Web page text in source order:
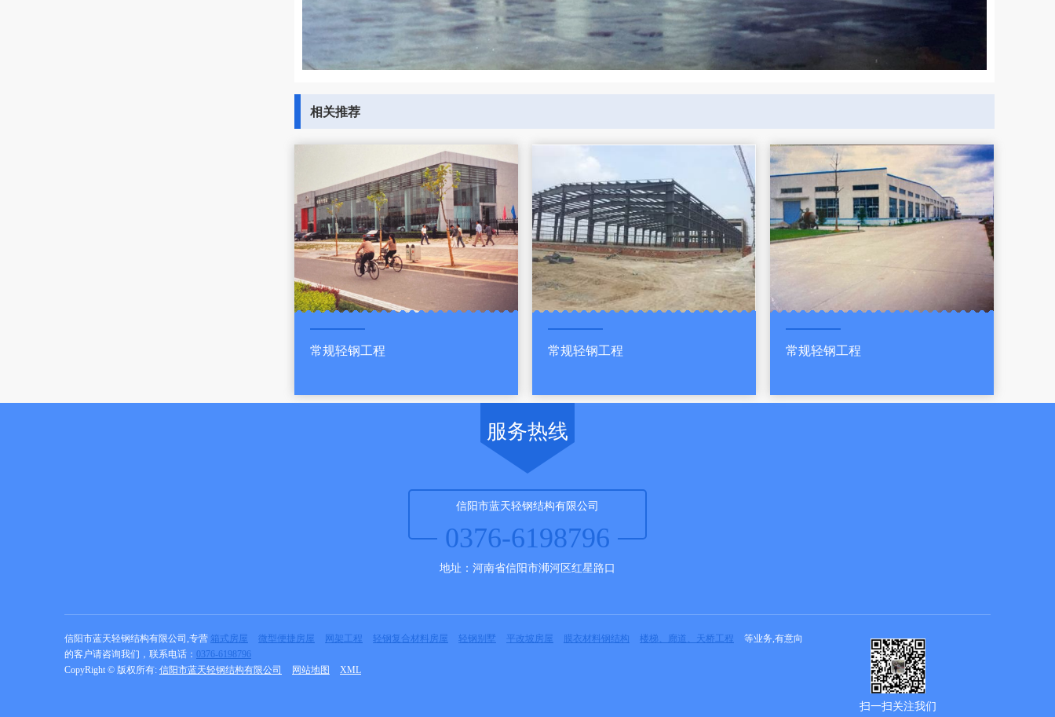
相关推荐
常规轻钢工程 常规轻钢工程 常规轻钢工程
服务热线
信阳市蓝天轻钢结构有限公司
0376-6198796
地址：河南省信阳市浉河区红星路口
信阳市蓝天轻钢结构有限公司,专营 箱式房屋 微型便捷房屋 网架工程 轻钢复合材料房屋 轻钢别墅 平改坡房屋 膜衣材料钢结构 楼梯、廊道、天桥工程
等业务,有意向
的客户请咨询我们，联系电话： 0376-6198796
CopyRight © 版权所有: 信阳市蓝天轻钢结构有限公司 网站地图 XML
扫一扫关注我们